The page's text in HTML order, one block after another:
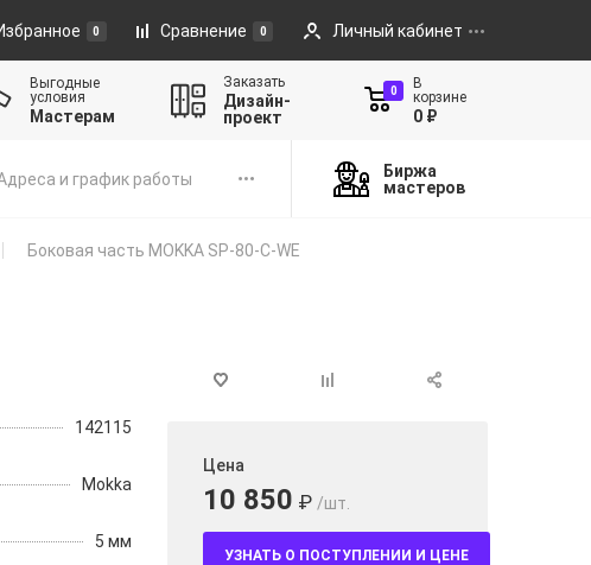
0 Сравнение 0 Личный кабинет
Выгодные
условия
Мастерам
Заказать
Дизайн-
проект
0
В
корзине
0 ₽
и график работы
Биржа
мастеров
Боковая часть MOKKA SP-80-C-WE
142115
Mokka
5 мм
Цена
10 850 ₽ /шт.
УЗНАТЬ О ПОСТУПЛЕНИИ И ЦЕНЕ